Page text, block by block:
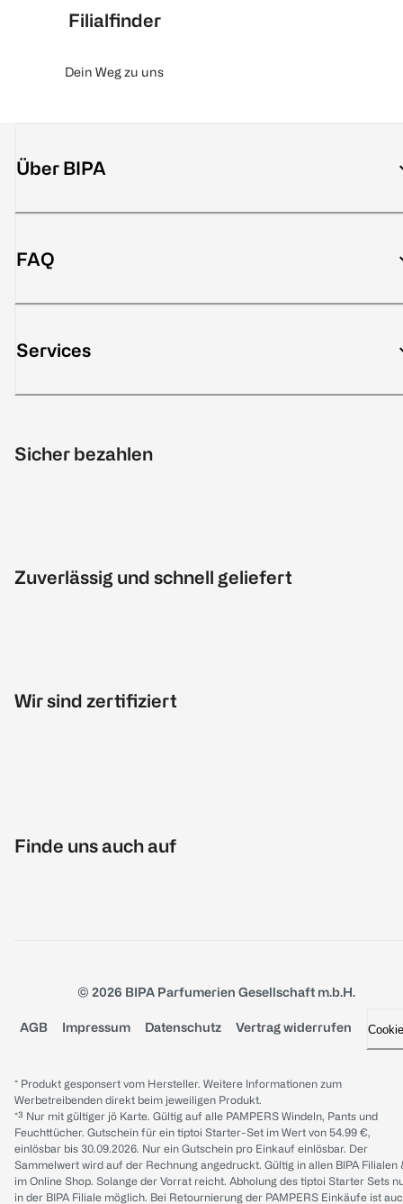
Filialfinder
Dein Weg zu uns
Über BIPA
FAQ
Services
Sicher bezahlen
Zuverlässig und schnell geliefert
Wir sind zertifiziert
Finde uns auch auf
© 2026 BIPA Parfumerien Gesellschaft m.b.H.
AGB Impressum Datenschutz Vertrag widerrufen
* Produkt gesponsert vom Hersteller. Weitere Informationen zum
Werbetreibenden direkt beim jeweiligen Produkt.
*³ Nur mit gültiger jö Karte. Gültig auf alle PAMPERS Windeln, Pants und
Feuchttücher. Gutschein für ein tiptoi Starter-Set im Wert von 54.99 €,
einlösbar bis 30.09.2026. Nur ein Gutschein pro Einkauf einlösbar. Der
Sammelwert wird auf der Rechnung angedruckt. Gültig in allen BIPA Filialen
im Online Shop. Solange der Vorrat reicht. Abholung des tiptoi Starter Sets
in der BIPA Filiale möglich. Bei Retournierung der PAMPERS Einkäufe ist